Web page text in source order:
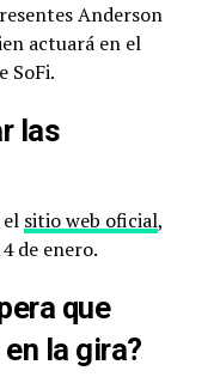
Anderson
actuará en el
SoFi.
las
sitio web oficial,
de enero.
que
la gira?